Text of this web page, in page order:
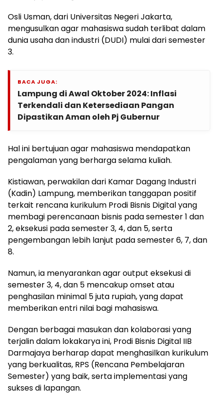
Osli Usman, dari Universitas Negeri Jakarta,
mengusulkan agar mahasiswa sudah terlibat dalam
dunia usaha dan industri (DUDI) mulai dari semester
3.
BACA JUGA:
Lampung di Awal Oktober 2024: Inflasi
Terkendali dan Ketersediaan Pangan
Dipastikan Aman oleh Pj Gubernur
Hal ini bertujuan agar mahasiswa mendapatkan
pengalaman yang berharga selama kuliah.
Kistiawan, perwakilan dari Kamar Dagang Industri
(Kadin) Lampung, memberikan tanggapan positif
terkait rencana kurikulum Prodi Bisnis Digital yang
membagi perencanaan bisnis pada semester 1 dan
2, eksekusi pada semester 3, 4, dan 5, serta
pengembangan lebih lanjut pada semester 6, 7, dan
8.
Namun, ia menyarankan agar output eksekusi di
semester 3, 4, dan 5 mencakup omset atau
penghasilan minimal 5 juta rupiah, yang dapat
memberikan entri nilai bagi mahasiswa.
Dengan berbagai masukan dan kolaborasi yang
terjalin dalam lokakarya ini, Prodi Bisnis Digital IIB
Darmajaya berharap dapat menghasilkan kurikulum
yang berkualitas, RPS (Rencana Pembelajaran
Semester) yang baik, serta implementasi yang
sukses di lapangan.